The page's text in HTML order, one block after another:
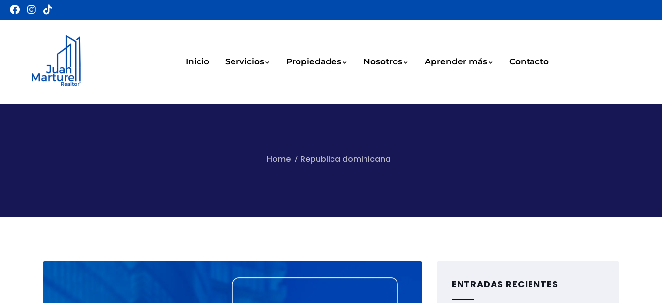
Inicio Servicios Propiedades Nosotros Aprender más Contacto
Home Republica dominicana
ENTRADAS RECIENTES